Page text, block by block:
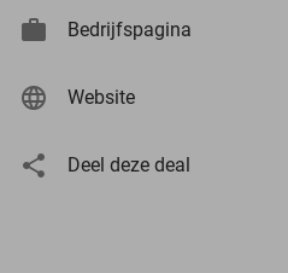
Bedrijfspagina
Website
Deel deze deal